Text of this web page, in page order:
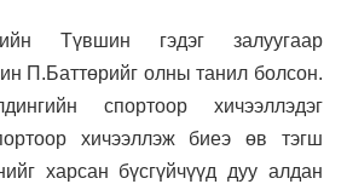
Түвшин гэдэг залуугаар
П.Баттөрийг олны танил болсон.
спортоор хичээллэдэг
хичээллэж биеэ өв тэгш
харсан бүсгүйчүүд дуу алдан